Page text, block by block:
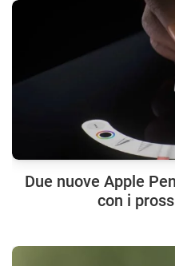
Due nuove Apple
con i